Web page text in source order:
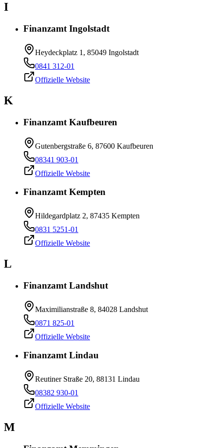
I
Finanzamt Ingolstadt
Heydeckplatz 1, 85049 Ingolstadt
0841 312-01
Offizielle Website
K
Finanzamt Kaufbeuren
Gutenbergstraße 6, 87600 Kaufbeuren
08341 903-01
Offizielle Website
Finanzamt Kempten
Hildegardplatz 2, 87435 Kempten
0831 5251-01
Offizielle Website
L
Finanzamt Landshut
Maximilianstraße 8, 84028 Landshut
0871 825-01
Offizielle Website
Finanzamt Lindau
Reutiner Straße 20, 88131 Lindau
08382 930-01
Offizielle Website
M